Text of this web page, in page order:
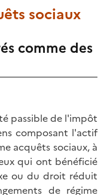
sociaux
comme des
passible de l'impôt
composant l'actif
acquêts sociaux, à
qui ont bénéficié
ou du droit réduit
de régime